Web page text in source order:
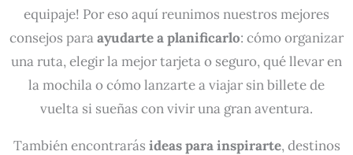
equipaje! Por eso aquí reunimos nuestros mejores
consejos paraayudarte a planificarlo: cómo organizar
una ruta, elegir la mejor tarjeta o seguro, qué llevar en
la mochila o cómo lanzarte a viajar sin billete de
vuelta si sueñas con vivir una gran aventura.
También encontrarás ideas para inspirarte, destinos